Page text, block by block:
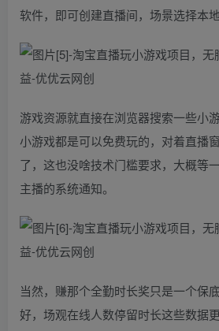
软件，即可创建直播间，场景选择本
游戏资源就直接在浏览器搜索一些小
小游戏都是可以免费玩的，对着直播
了，这也没啥技术门槛要求，大概等
主播的系统通知。
当然，赚那个全勤时长奖只是一个保
好，场观在线人数停留时长这些数据